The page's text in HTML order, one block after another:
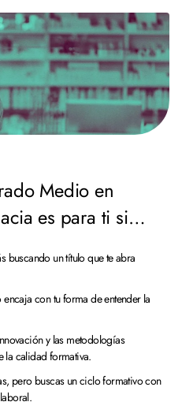
Medio en
es para ti si…
buscando un título que te abra
con tu forma de entender la
y las metodologías
la calidad formativa.
pero buscas un ciclo formativo con